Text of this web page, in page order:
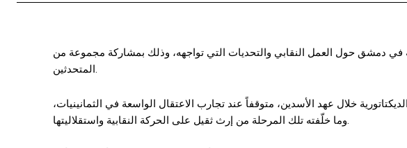
في دمشق حول العمل النقابي والتحديات التي تواجهه، وذلك بمشاركة مجموعة من
المتحدثين.
خلال عهد الأسدين، متوقفاً عند تجارب الاعتقال الواسعة في الثمانينيات،
وما خلّفته تلك المرحلة من إرث ثقيل على الحركة النقابية واستقلاليتها.